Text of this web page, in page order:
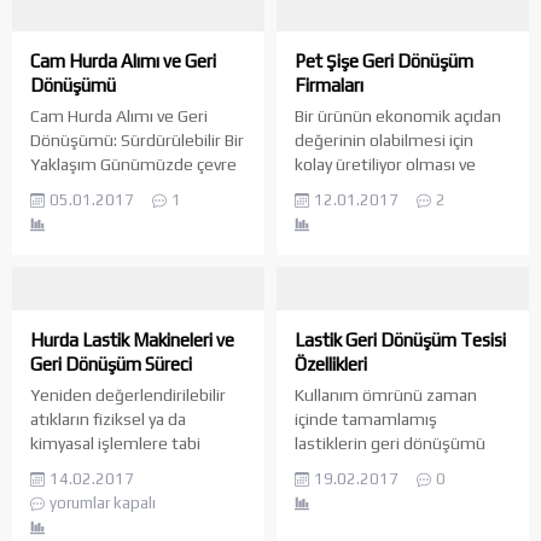
Cam Hurda Alımı ve Geri
Dönüşümü
Cam Hurda Alımı ve Geri
Dönüşümü: Sürdürülebilir Bir
Yaklaşım Günümüzde çevre
konuları giderek önem
kazanmaktadır. Bu
kullanılması ve çevre dostu
bir yaklaşımın
benimsenmesi açısından
büyük bir rol oynamaktadır.
Camın Önemi ve Kullanım
Alanları: Cam, dayanıklılığı,
şeffaflığı...
05.01.2017 1
Pet Şişe Geri Dönüşüm
Firmaları
Bir ürünün ekonomik açıdan
değerinin olabilmesi için
kolay üretiliyor olması ve
gerekmektedir. Bu iki şartı
sağlayan tüm unsurlar
dikkate alındığında ise pet
unsuru son dönemlerde
araç haline dönüşmüştür.
Temel olarak sıvıların...
12.01.2017 2
Hurda Lastik Makineleri ve
Geri Dönüşüm Süreci
Yeniden değerlendirilebilir
atıkların fiziksel ya da
kimyasal işlemlere tabi
hammaddeye
dönüştürülmesi süreci, geri
14.02.2017
yorumlar kapalı
Lastik Geri Dönüşüm Tesisi
Özellikleri
Kullanım ömrünü zaman
içinde tamamlamış
lastiklerin geri dönüşümü
yaygınlaşmaktadır. Bu geri
dönüşüm işlemi, lastikleri
19.02.2017 0